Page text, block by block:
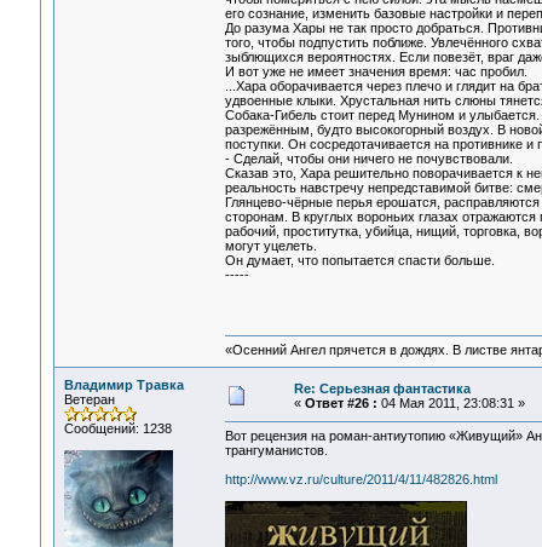
его сознание, изменить базовые настройки и
До разума Хары не так просто добраться.
того, чтобы подпустить поближе. Увлечённого
зыблющихся вероятностях. Если повезёт, враг
И вот уже не имеет значения время: час пробил.
...Хара оборачивается через плечо и глядит на
удвоенные клыки. Хрустальная нить слюны
Собака-Гибель стоит перед Мунином и
разрежённым, будто высокогорный воздух. В
поступки. Он сосредотачивается на противнике
- Сделай, чтобы они ничего не почувствовали.
Сказав это, Хара решительно поворачивается к
реальность навстречу непредставимой битве:
Глянцево-чёрные перья ерошатся,
сторонам. В круглых вороньих глазах
рабочий, проститутка, убийца, нищий, торговка,
могут уцелеть.
Он думает, что попытается спасти больше.
-----
«Осенний Ангел прячется в дождях. В листве
Владимир Травка
Ветеран
Сообщений: 1238
Re: Серьезная фантастика
« Ответ #26 : 04 Мая 2011, 23:08:31 »
Вот рецензия на роман-антиутопию «Живущий»
трангуманистов.
http://www.vz.ru/culture/2011/4/11/482826.html